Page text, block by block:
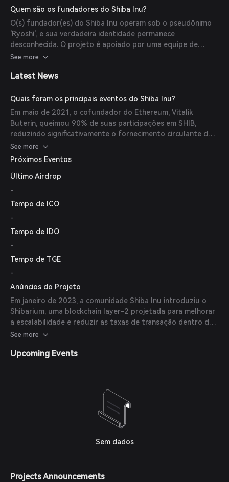
aumentando o valor dos tokens restantes. Além disso, o
outros DApps, ampliando sua utilidade além de uma simples
moeda meme. (coinstats.app)
Quem são os fundadores do Shiba Inu?
O(s) fundador(es) do Shiba Inu operam sob o pseudônimo
'Ryoshi', e sua verdadeira identidade permanece
desconhecida. O projeto é apoiado por uma equipe de
desenvolvedores e uma comunidade vibrante que
desenvolvimento. (
See more
Latest News
Quais foram os principais eventos do Shiba Inu?
Em maio de 2021, o cofundador do Ethereum, Vitalik
Buterin, queimou 90% de suas participações em SHIB,
reduzindo significativamente o fornecimento circulante do
token. Em julho de 2021, o Shiba Inu lançou sua exchange
descentralizada, ShibaSwap, ampliando a funcionalidade do
desenvolver projetos de jogos com criptomoedas,
See more
Próximos Eventos
Último Airdrop
-
Tempo de ICO
-
Tempo de IDO
-
Tempo de TGE
-
Anúncios do Projeto
Em janeiro de 2023, a comunidade Shiba Inu introduziu o
Shibarium, uma blockchain layer-2 projetada para melhorar
a escalabilidade e reduzir as taxas de transação dentro do
ecossistema. (
See more
Upcoming Events
Sem dados
Projects Announcements